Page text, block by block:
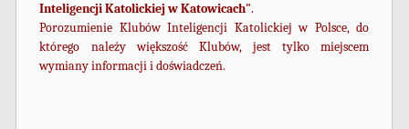
Inteligencji Katolickiej w Katowicach".
Porozumienie Klubów Inteligencji Katolickiej w Polsce, do
którego należy większość Klubów, jest tylko miejscem
wymiany informacji i doświadczeń.